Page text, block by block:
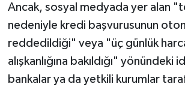
Ancak, sosyal medyada yer alan
nedeniyle kredi başvurusunun
reddedildiği" veya "üç günlük
alışkanlığına bakıldığı" yönündeki
bankalar ya da yetkili kurumlar